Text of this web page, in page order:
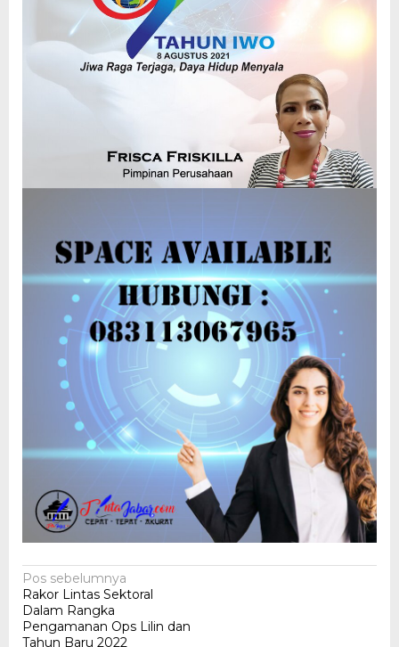
Navigasi
pos
Pos sebelumnya
Rakor Lintas Sektoral
Dalam Rangka
Pengamanan Ops Lilin dan
Tahun Baru 2022